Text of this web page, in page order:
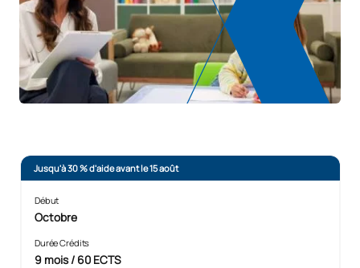
Jusqu'à 30 % d'aide avant le 15 août
Début
Octobre
Durée Crédits
9 mois / 60 ECTS